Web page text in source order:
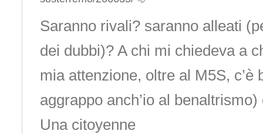
Saranno rivali? saranno alleati
dei dubbi)? A chi mi chiedeva a
mia attenzione, oltre al M5S, c’è
aggrappo anch’io al
Una citoyenne